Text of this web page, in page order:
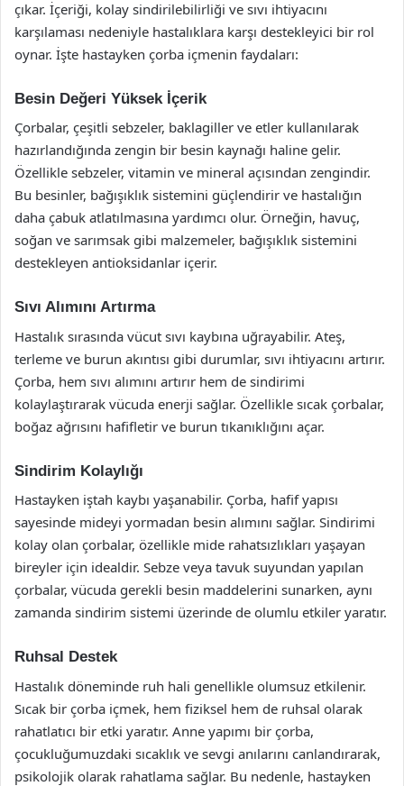
çıkar. İçeriği, kolay sindirilebilirliği ve sıvı ihtiyacını
karşılaması nedeniyle hastalıklara karşı destekleyici bir rol
oynar. İşte hastayken çorba içmenin faydaları:
Besin Değeri Yüksek İçerik
Çorbalar, çeşitli sebzeler, baklagiller ve etler kullanılarak
hazırlandığında zengin bir besin kaynağı haline gelir.
Özellikle sebzeler, vitamin ve mineral açısından zengindir.
Bu besinler, bağışıklık sistemini güçlendirir ve hastalığın
daha çabuk atlatılmasına yardımcı olur. Örneğin, havuç,
soğan ve sarımsak gibi malzemeler, bağışıklık sistemini
destekleyen antioksidanlar içerir.
Sıvı Alımını Artırma
Hastalık sırasında vücut sıvı kaybına uğrayabilir. Ateş,
terleme ve burun akıntısı gibi durumlar, sıvı ihtiyacını artırır.
Çorba, hem sıvı alımını artırır hem de sindirimi
kolaylaştırarak vücuda enerji sağlar. Özellikle sıcak çorbalar,
boğaz ağrısını hafifletir ve burun tıkanıklığını açar.
Sindirim Kolaylığı
Hastayken iştah kaybı yaşanabilir. Çorba, hafif yapısı
sayesinde mideyi yormadan besin alımını sağlar. Sindirimi
kolay olan çorbalar, özellikle mide rahatsızlıkları yaşayan
bireyler için idealdir. Sebze veya tavuk suyundan yapılan
çorbalar, vücuda gerekli besin maddelerini sunarken, aynı
zamanda sindirim sistemi üzerinde de olumlu etkiler yaratır.
Ruhsal Destek
Hastalık döneminde ruh hali genellikle olumsuz etkilenir.
Sıcak bir çorba içmek, hem fiziksel hem de ruhsal olarak
rahatlatıcı bir etki yaratır. Anne yapımı bir çorba,
çocukluğumuzdaki sıcaklık ve sevgi anılarını canlandırarak,
psikolojik olarak rahatlama sağlar. Bu nedenle, hastayken